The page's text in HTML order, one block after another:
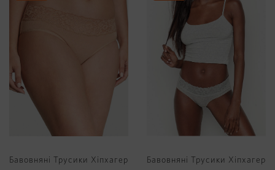
Бавовняні Трусики Хіпхагер
Бавовняні Трусики Хіпхагер